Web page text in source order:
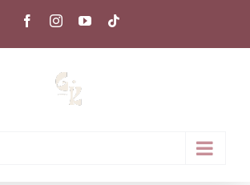
FacebookInstagramYouTube